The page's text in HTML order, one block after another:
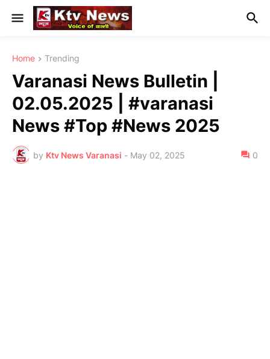
Home Trending
Varanasi News Bulletin |
02.05.2025 | #varanasi
News #Top #News 2025
by Ktv News Varanasi - May 02, 2025 0